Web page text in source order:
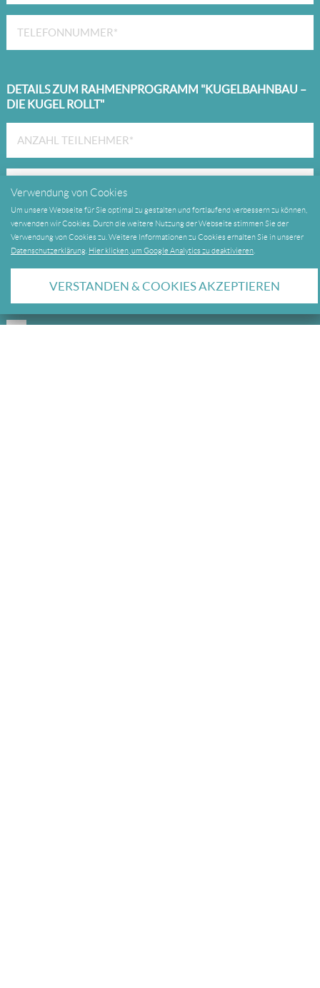
DETAILS ZUM RAHMENPROGRAMM "KUGELBAHNBAU –
DIE KUGEL ROLLT"
Newsletter bestellen
Verwendung von Cookies
Um unsere Webseite für Sie optimal zu gestalten und fortlaufend verbessern zu können,
verwenden wir Cookies. Durch die weitere Nutzung der Webseite stimmen Sie der
Verwendung von Cookies zu. Weitere Informationen zu Cookies erhalten Sie in unserer
Datenschutzerklärung Hier klicken, um Google Analytics zu deaktivieren
VERSTANDEN & COOKIES AKZEPTIEREN